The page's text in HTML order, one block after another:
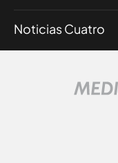
Noticias Cuatro